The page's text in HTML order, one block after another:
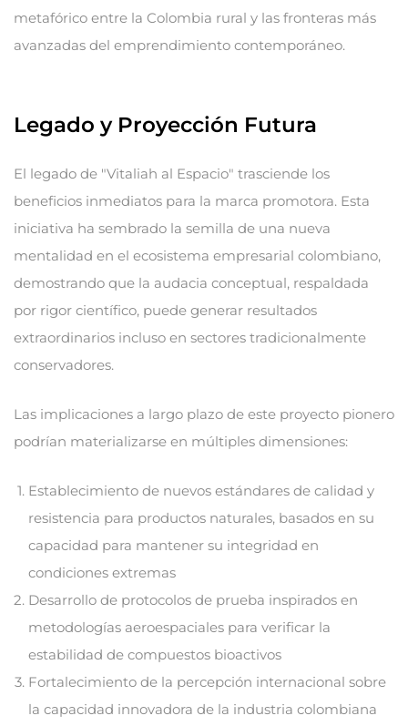
metafórico entre la Colombia rural y las fronteras más
avanzadas del emprendimiento contemporáneo.
Legado y Proyección Futura
El legado de "Vitaliah al Espacio" trasciende los
beneficios inmediatos para la marca promotora. Esta
iniciativa ha sembrado la semilla de una nueva
mentalidad en el ecosistema empresarial colombiano,
demostrando que la audacia conceptual, respaldada
por rigor científico, puede generar resultados
extraordinarios incluso en sectores tradicionalmente
conservadores.
Las implicaciones a largo plazo de este proyecto pionero
podrían materializarse en múltiples dimensiones:
Establecimiento de nuevos estándares de calidad y
resistencia para productos naturales, basados en su
capacidad para mantener su integridad en
condiciones extremas
Desarrollo de protocolos de prueba inspirados en
metodologías aeroespaciales para verificar la
estabilidad de compuestos bioactivos
Fortalecimiento de la percepción internacional sobre
la capacidad innovadora de la industria colombiana